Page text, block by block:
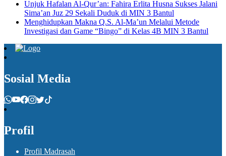
Unjuk Hafalan Al-Qur’an: Fahira Erlita Husna Sukses Jalani
Sima’an Juz 29 Sekali Duduk di MIN 3 Bantul
Menghidupkan Makna Q.S. Al-Ma’un Melalui Metode
Investigasi dan Game “Bingo” di Kelas 4B MIN 3 Bantul
Sosial Media
Profil
Profil Madrasah